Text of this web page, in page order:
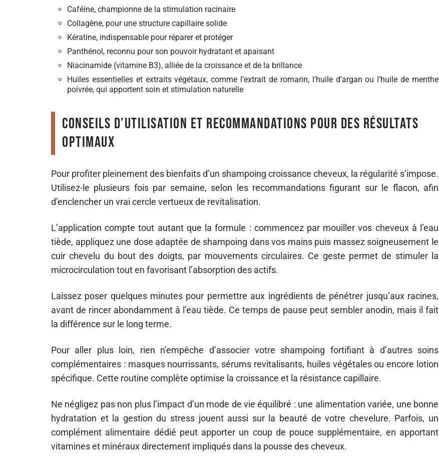
Caféine, championne de la stimulation racinaire
Collagène, pour une structure capillaire solide
Kératine, indispensable pour réparer et protéger
Panthénol, reconnu pour son pouvoir hydratant et apaisant
Niacinamide (vitamine B3), alliée de la croissance et de la brillance
Huiles essentielles et extraits végétaux, comme l’extrait de romarin, l’huile d’argan ou l’huile de menthe
poivrée, qui apportent soin et stimulation naturelle
Conseils d’utilisation et recommandations pour des résultats
optimaux
Pour profiter pleinement des bienfaits d’un shampoing croissance cheveux, la régularité s’impose.
Utilisez-le plusieurs fois par semaine, selon les recommandations figurant sur le flacon, afin
d’enclencher un vrai cercle vertueux de revitalisation.
L’application compte tout autant que la formule : commencez par mouiller vos cheveux à l’eau
tiède, appliquez une dose adaptée de shampoing dans vos mains puis massez soigneusement le
cuir chevelu du bout des doigts, par mouvements circulaires. Ce geste permet de stimuler la
microcirculation tout en favorisant l’absorption des actifs.
Laissez poser quelques minutes pour permettre aux ingrédients de pénétrer jusqu’aux racines,
avant de rincer abondamment à l’eau tiède. Ce temps de pause peut sembler anodin, mais il fait
la différence sur le long terme.
Pour aller plus loin, rien n’empêche d’associer votre shampoing fortifiant à d’autres soins
complémentaires : masques nourrissants, sérums revitalisants, huiles végétales ou encore lotion
spécifique. Cette routine complète optimise la croissance et la résistance capillaire.
Ne négligez pas non plus l’impact d’un mode de vie équilibré : une alimentation variée, une bonne
hydratation et la gestion du stress jouent aussi sur la beauté de votre chevelure. Parfois, un
complément alimentaire dédié peut apporter un coup de pouce supplémentaire, en apportant
vitamines et minéraux directement impliqués dans la pousse des cheveux.